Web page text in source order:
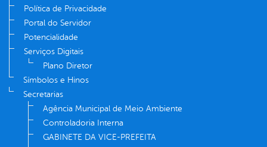
Política de Privacidade
Portal do Servidor
Potencialidade
Serviços Digitais
Plano Diretor
Símbolos e Hinos
Secretarias
Agência Municipal de Meio Ambiente
Controladoria Interna
GABINETE DA VICE-PREFEITA